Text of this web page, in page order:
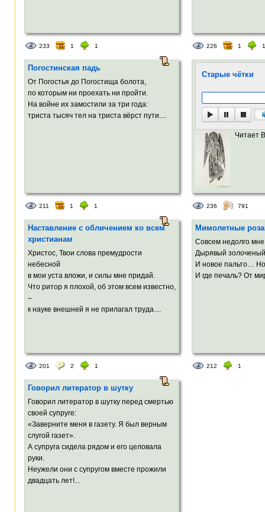
233 1 1 226 1 1
Погостинская падь
От Погостья до Погостища болота,
по которым ни проехать ни пройти.
На войне их замостили за три года:
триста тысяч тел на триста вёрст пути....
211 1 1
Старые чётки
Читает
236 791
Наставление с обличением ко всем
христианам
Христос, Твои слова премудрости
небесной
в мои уста вложи, и силы мне придай.
Что ритор я плохой, об этом всем известно,
–
к науке внешней я не прилагал труда....
201 2 1
Мимолетные
Совсем недолго мне
Дырявый
И новое пальто…
И где печаль? От
212 1
Говорил литератор в шутку
Говорил литератор в шутку перед смертью
своей супруге:
«Заверните меня в газету. Я был верным
слугой газет».
А супруга сидела рядом и его целовала
руки.
Неужели они с супругом вместе прожили
двадцать лет!...